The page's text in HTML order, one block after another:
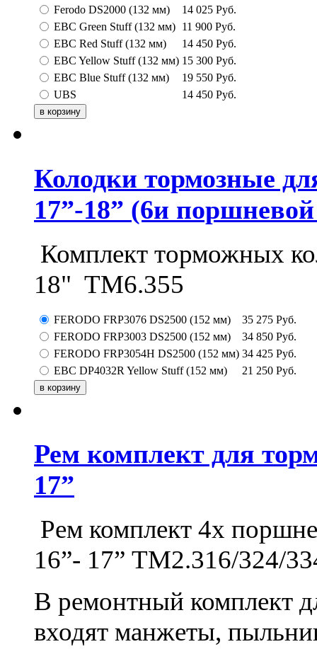
Ferodo DS2000 (132 мм)
14 025 Руб.
EBC Green Stuff (132 мм) 11 900 Руб.
EBC Red Stuff (132 мм)
14 450 Руб.
EBC Yellow Stuff (132 мм) 15 300 Руб.
EBC Blue Stuff (132 мм)
19 550 Руб.
UBS
14 450 Руб.
Колодки тормозные
17”-18” (6и
Комплект торможных
18" ТМ6.355
FERODO FRP3076 DS2500 (152 мм) 35 275 Руб.
FERODO FRP3003 DS2500 (152 мм)
34 850 Руб.
FERODO FRP3054H DS2500 (152 мм) 34 425 Руб.
EBC DP4032R Yellow Stuff (152 мм)
21 250 Руб.
Рем комплект для
17”
Рем комплект 4х
16”- 17” ТМ2.316/324/
В ремонтный комплект
входят манжеты,